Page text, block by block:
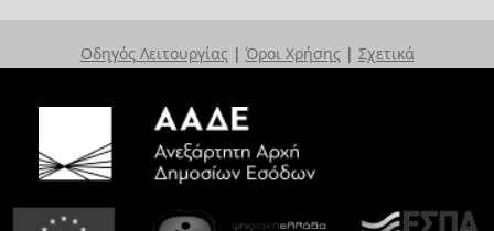
Οδηγός Λειτουργίας | Όροι Χρήσης | Σχετικά